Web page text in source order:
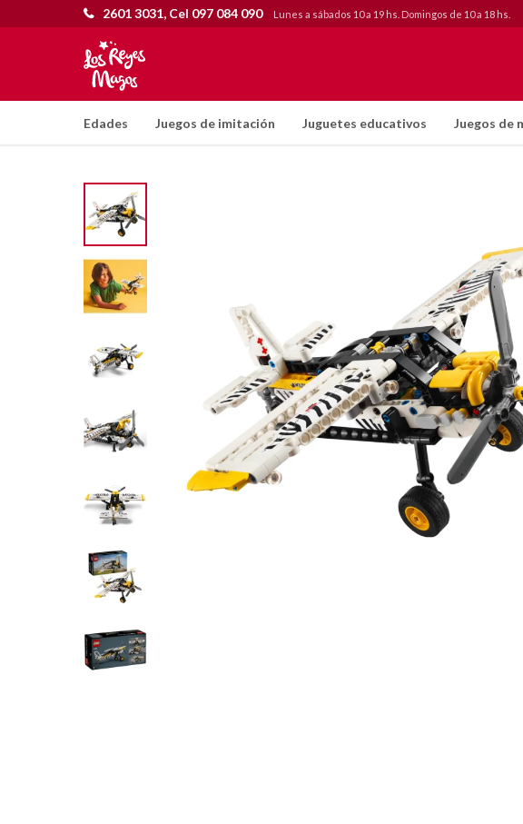
Edades Juegos de imitación Juguetes educativos Juegos de
2601 3031, Cel 097 084 090 Lunes a sábados 10 a 19 hs. Domingos de 10 a 18 hs.